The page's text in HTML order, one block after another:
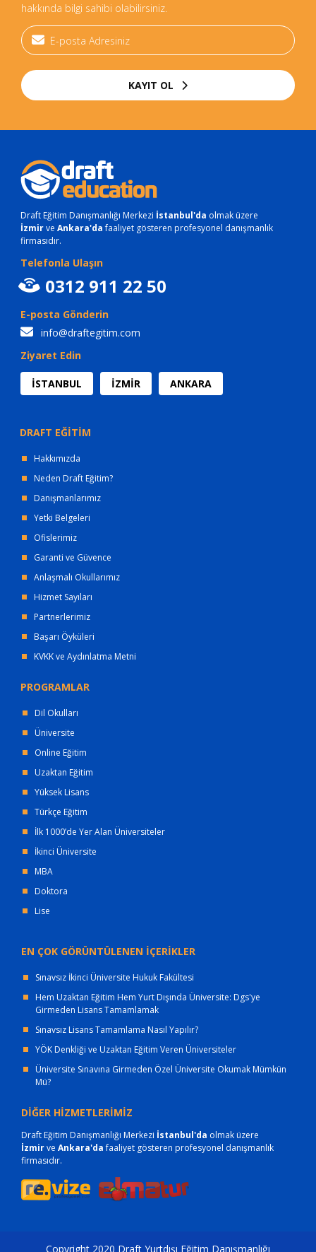
hakkında bilgi sahibi olabilirsiniz.
KAYIT OL
Draft Eğitim Danışmanlığı Merkezi İstanbul'da olmak üzere
İzmirve Ankara'dafaaliyet gösteren profesyonel danışmanlık
firmasıdır.
Telefonla Ulaşın
0312 911 22 50
E-posta Gönderin
info@draftegitim.com
Ziyaret Edin
İSTANBUL İZMİR ANKARA
DRAFT EĞİTİM
Hakkımızda
Neden Draft Eğitim?
Danışmanlarımız
Yetki Belgeleri
Ofislerimiz
Garanti ve Güvence
Anlaşmalı Okullarımız
Hizmet Sayıları
Partnerlerimiz
Başarı Öyküleri
KVKK ve Aydınlatma Metni
PROGRAMLAR
Dil Okulları
Üniversite
Online Eğitim
Uzaktan Eğitim
Yüksek Lisans
Türkçe Eğitim
İlk 1000’de Yer Alan Üniversiteler
İkinci Üniversite
MBA
Doktora
Lise
EN ÇOK GÖRÜNTÜLENEN İÇERİKLER
Sınavsız İkinci Üniversite Hukuk Fakültesi
Hem Uzaktan Eğitim Hem Yurt Dışında Üniversite: Dgs'ye
Girmeden Lisans Tamamlamak
Sınavsız Lisans Tamamlama Nasıl Yapılır?
YÖK Denkliği ve Uzaktan Eğitim Veren Üniversiteler
Üniversite Sınavına Girmeden Özel Üniversite Okumak Mümkün
Mü?
DİĞER HİZMETLERİMİZ
Draft Eğitim Danışmanlığı Merkezi İstanbul'da olmak üzere
İzmirve Ankara'dafaaliyet gösteren profesyonel danışmanlık
firmasıdır.
Copyright 2020 Draft Yurtdışı Eğitim Danışmanlığı